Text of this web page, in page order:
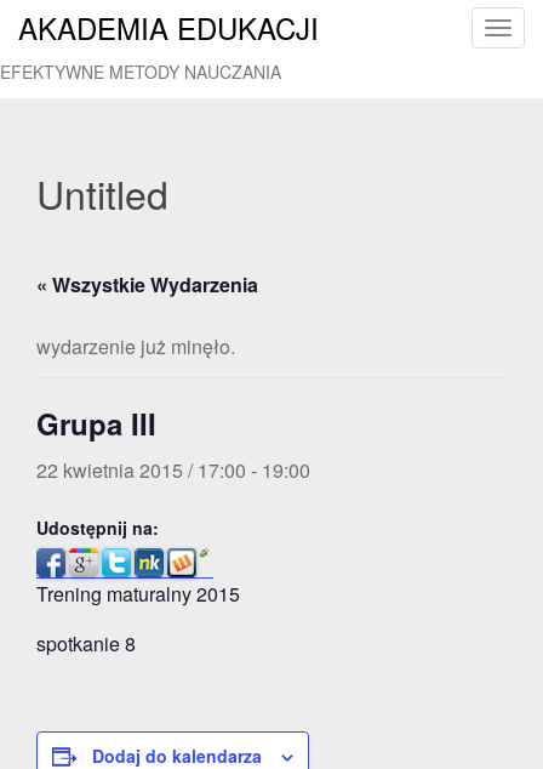
T
AKADEMIA EDUKACJI
EFEKTYWNE METODY NAUCZANIA
Untitled
« Wszystkie Wydarzenia
wydarzenie już minęło.
Grupa III
22 kwietnia 2015 / 17:00 - 19:00
Udostępnij na:
Trening maturalny 2015
spotkanie 8
Dodaj do kalendarza